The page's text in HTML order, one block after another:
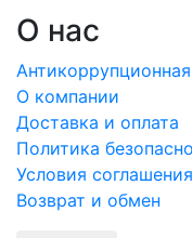
О нас
О компании
Доставка и оплата
Политика
Условия соглашения
Возврат и обмен